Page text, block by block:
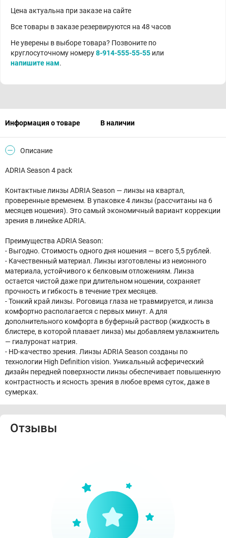
Цена актуальна при заказе на сайте
Все товары в заказе резервируются на 48 часов
Не уверены в выборе товара? Позвоните по
круглосуточному номеру8-914-555-55-55 или
напишите нам.
Информация о товаре В наличии
Описание
ADRIA Season 4 pack
Контактные линзы ADRIA Season — линзы на квартал,
проверенные временем. В упаковке 4 линзы (рассчитаны на 6
месяцев ношения). Это самый экономичный вариант коррекции
зрения в линейке ADRIA.
Преимущества ADRIA Season:
- Выгодно. Стоимость одного дня ношения — всего 5,5 рублей.
- Качественный материал. Линзы изготовлены из неионного
материала, устойчивого к белковым отложениям. Линза
остается чистой даже при длительном ношении, сохраняет
прочность и гибкость в течение трех месяцев.
- Тонкий край линзы. Роговица глаза не травмируется, и линза
комфортно располагается с первых минут. А для
дополнительного комфорта в буферный раствор (жидкость в
блистере, в которой плавает линза) мы добавляем увлажнитель
— гиалуронат натрия.
- HD-качество зрения. Линзы ADRIA Season созданы по
технологии High Definition vision. Уникальный асферический
дизайн передней поверхности линзы обеспечивает повышенную
контрастность и ясность зрения в любое время суток, даже в
сумерках.
Отзывы